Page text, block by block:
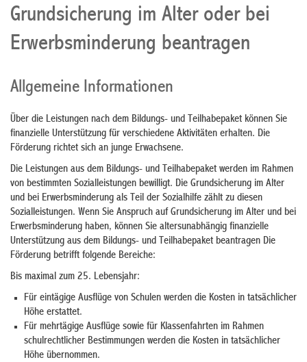
Grundsicherung im Alter oder bei
Erwerbsminderung beantragen
Allgemeine Informationen
Über die Leistungen nach dem Bildungs- und Teilhabepaket können Sie
finanzielle Unterstützung für verschiedene Aktivitäten erhalten. Die
Förderung richtet sich an junge Erwachsene.
Die Leistungen aus dem Bildungs- und Teilhabepaket werden im Rahmen
von bestimmten Sozialleistungen bewilligt. Die Grundsicherung im Alter
und bei Erwerbsminderung als Teil der Sozialhilfe zählt zu diesen
Sozialleistungen. Wenn Sie Anspruch auf Grundsicherung im Alter und bei
Erwerbsminderung haben, können Sie altersunabhängig finanzielle
Unterstützung aus dem Bildungs- und Teilhabepaket beantragen Die
Förderung betrifft folgende Bereiche:
Bis maximal zum 25. Lebensjahr:
Für eintägige Ausflüge von Schulen werden die Kosten in tatsächlicher
Höhe erstattet.
Für mehrtägige Ausflüge sowie für Klassenfahrten im Rahmen
schulrechtlicher Bestimmungen werden die Kosten in tatsächlicher
Höhe übernommen.